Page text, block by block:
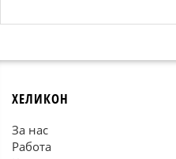
ХЕЛИКОН
За нас
Работа